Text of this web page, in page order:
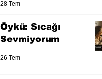
28 Tem
Öykü: Sıcağı
Sevmiyorum
26 Tem